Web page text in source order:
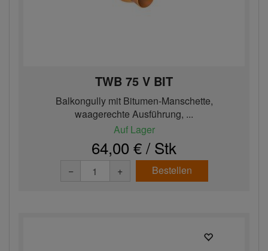
TWB 75 V BIT
Balkongully mit Bitumen-Manschette,
waagerechte Ausführung, ...
Auf Lager
64,00 € / Stk
− + Bestellen